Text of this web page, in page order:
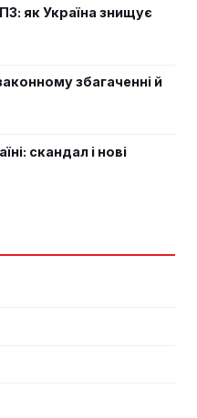
як Україна знищує
збагаченні й
скандал і нові